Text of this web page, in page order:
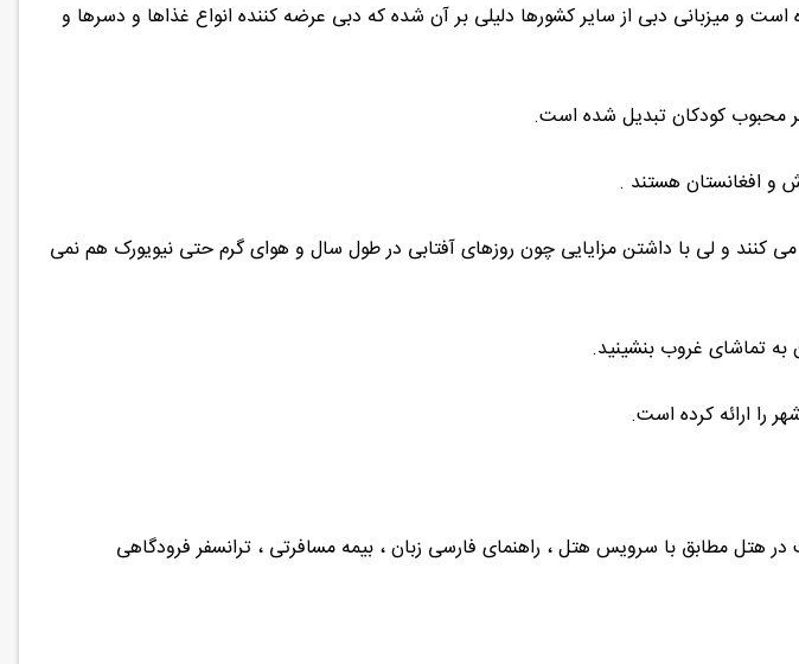
و میزبانی دبی از سایر کشورها دلیلی بر آن شده که دبی عرضه کننده انواع غذاها و دسرها و
محبوب کودکان تبدیل شده است.
و افغانستان هستند .
می کنند و لی با داشتن مزایایی چون روزهای آفتابی در طول سال و هوای گرم حتی نیویورک هم نمی
به تماشای غروب بنشینید.
را ارائه کرده است.